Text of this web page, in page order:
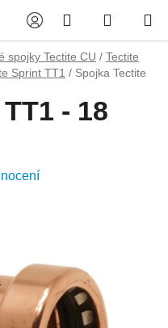
Hledat
KOŠÍK
spojky Tectite CU / Tectite
Sprint TT1 / Spojka Tectite
- 18